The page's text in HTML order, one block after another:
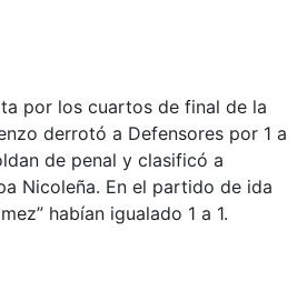
por los cuartos de final de la
derrotó a Defensores por 1 a
de penal y clasificó a
Nicoleña. En el partido de ida
habían igualado 1 a 1.